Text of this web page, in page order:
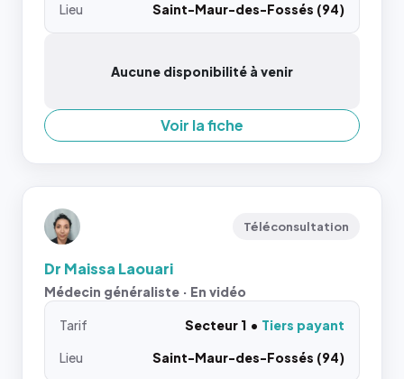
Lieu
Saint-Maur-des-Fossés (94)
Aucune disponibilité à venir
Voir la fiche
Téléconsultation
Dr Maissa Laouari
Médecin généraliste · En vidéo
Tarif Secteur 1
Tiers payant
Lieu
Saint-Maur-des-Fossés (94)